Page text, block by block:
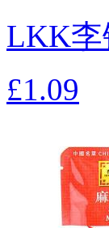
LKK李
£1.09